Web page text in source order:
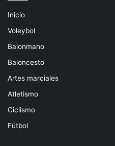
Inicio
Voleybol
Balonmano
Baloncesto
Artes marciales
Atletismo
Ciclismo
Fútbol